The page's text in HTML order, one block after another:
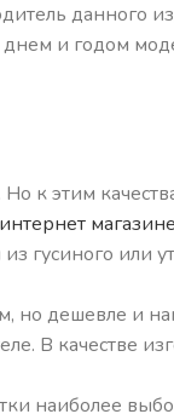
данного
и годом
к этим
интернет
гусиного или
но дешевле и
В качестве
наиболее